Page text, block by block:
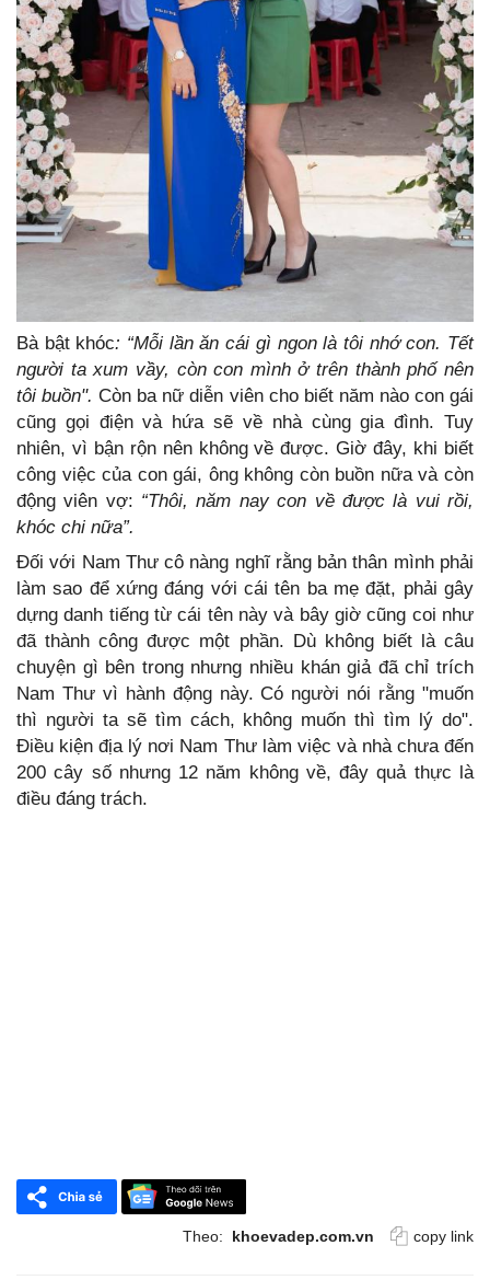
Bà bật khóc: “Mỗi lần ăn cái gì ngon là tôi nhớ con. Tết
người ta xum vầy, còn con mình ở trên thành phố nên
tôi buồn".Còn ba nữ diễn viên cho biết năm nào con gái
cũng gọi điện và hứa sẽ về nhà cùng gia đình. Tuy
nhiên, vì bận rộn nên không về được. Giờ đây, khi biết
công việc của con gái, ông không còn buồn nữa và còn
động viên vợ: “Thôi, năm nay con về được là vui rồi,
khóc chi nữa”.
Đối với Nam Thư cô nàng nghĩ rằng bản thân mình phải
làm sao để xứng đáng với cái tên ba mẹ đặt, phải gây
dựng danh tiếng từ cái tên này và bây giờ cũng coi như
đã thành công được một phần. Dù không biết là câu
chuyện gì bên trong nhưng nhiều khán giả đã chỉ trích
Nam Thư vì hành động này. Có người nói rằng "muốn
thì người ta sẽ tìm cách, không muốn thì tìm lý do".
Điều kiện địa lý nơi Nam Thư làm việc và nhà chưa đến
200 cây số nhưng 12 năm không về, đây quả thực là
điều đáng trách.
Theo: khoevadep.com.vn copy link